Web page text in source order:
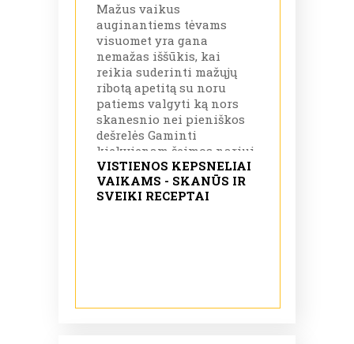
Mažus vaikus
auginantiems tėvams
visuomet yra gana
nemažas iššūkis, kai
reikia suderinti mažųjų
ribotą apetitą su noru
patiems valgyti ką nors
skanesnio nei pieniškos
dešrelės Gaminti
kiekvienam šeimos nariui
atskirus patiekalus taip
pat ne visada išeitis tam
reikia daug laiko ir
VISTIENOS KEPSNELIAI
VAIKAMS - SKANŪS IR
SVEIKI RECEPTAI